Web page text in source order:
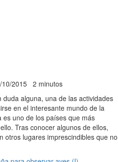
10/2015 2 minutos
duda alguna, una de las actividades
en el interesante mundo de la
es uno de los países que más
Tras conocer algunos de ellos,
otros lugares imprescindibles que no